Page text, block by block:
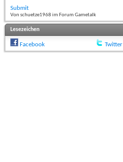
Submit
Von schuetze1968 im Forum Gametalk
Lesezeichen
Facebook Twitter